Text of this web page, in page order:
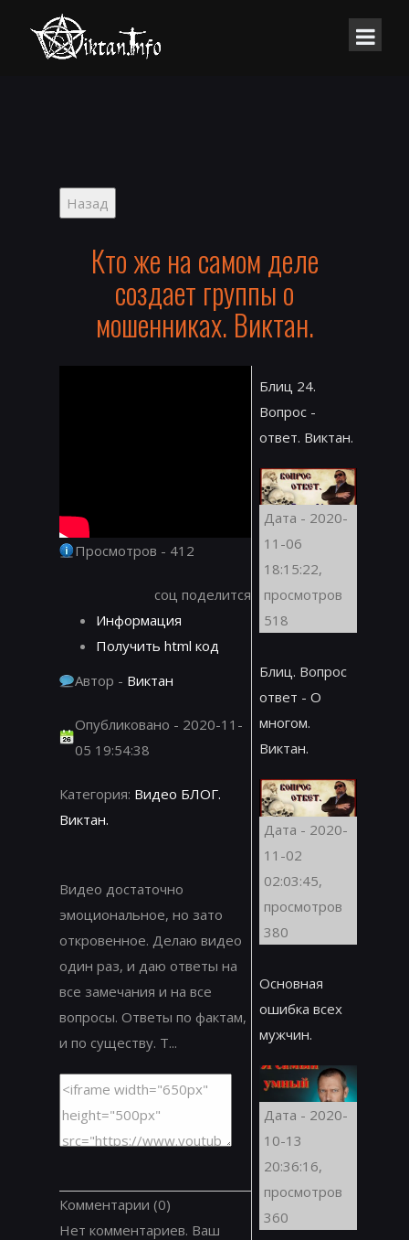
Кто же на самом деле
создает группы о
мошенниках. Виктан.
Просмотров - 412
соц поделится
Информация
Получить html код
Автор - Виктан
Опубликовано - 2020-11-
05 19:54:38
Категория: Видео БЛОГ.
Виктан.
Видео достаточно
эмоциональное, но зато
откровенное. Делаю видео
один раз, и даю ответы на
все замечания и на все
вопросы. Ответы по фактам,
и по существу. Т...
Комментарии (0)
Нет комментариев. Ваш
Блиц 24.
Вопрос -
ответ. Виктан.
Дата - 2020-
11-06
18:15:22,
просмотров
518
Блиц. Вопрос
ответ - О
многом.
Виктан.
Дата - 2020-
11-02
02:03:45,
просмотров
380
Основная
ошибка всех
мужчин.
Дата - 2020-
10-13
20:36:16,
просмотров
360